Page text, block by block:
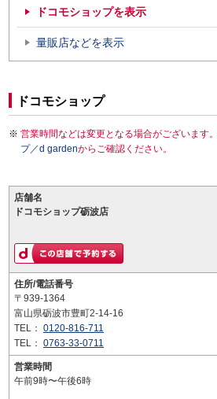
ドコモショップを表示
量販店などを表示
ドコモショップ
営業時間などは変更となる場合がございます
プ／d gardenからご確認ください。
店舗名
ドコモショップ砺波店
住所/電話番号
〒939-1364
富山県砺波市豊町2-14-16
TEL： 0120-816-711
TEL： 0763-33-0711
営業時間
午前9時〜午後6時